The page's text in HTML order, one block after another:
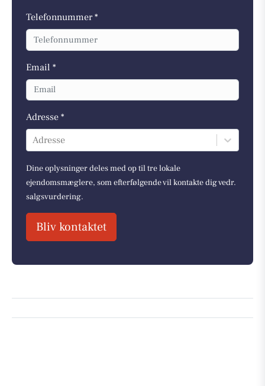
Telefonnummer *
Email *
Adresse *
Adresse
Dine oplysninger deles med op til tre lokale
ejendomsmæglere, som efterfølgende vil kontakte dig vedr.
salgsvurdering.
Bliv kontaktet